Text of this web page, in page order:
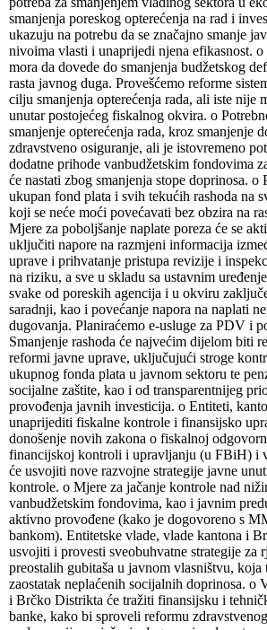
smanjenja poreskog opterećenja na rad i
ukazuju na potrebu da se značajno smanje
nivoima vlasti i unaprijedi njena efikasnost.
mora da dovede do smanjenja budžetskog
rasta javnog duga. Provešćemo reforme
cilju smanjenja opterećenja rada, ali iste nije
unutar postojećeg fiskalnog okvira. o
smanjenje opterećenja rada, kroz smanjenje
zdravstveno osiguranje, ali je istovremeno
dodatne prihode vanbudžetskim fondovima
će nastati zbog smanjenja stope doprinosa. o
ukupan fond plata i svih tekućih rashoda na
koji se neće moći povećavati bez obzira na
Mjere za poboljšanje naplate poreza će se
uključiti napore na razmjeni informacija
uprave i prihvatanje pristupa revizije i
na riziku, a sve u skladu sa ustavnim
svake od poreskih agencija i u okviru
saradnji, kao i povećanje napora na naplati
dugovanja. Planiraćemo e-usluge za PDV i
Smanjenje rashoda će najvećim dijelom biti
reformi javne uprave, uključujući stroge
ukupnog fonda plata u javnom sektoru te
socijalne zaštite, kao i od transparentnijeg
provođenja javnih investicija. o Entiteti,
unaprijediti fiskalne kontrole i finansijsko
donošenje novih zakona o fiskalnoj
financijskoj kontroli i upravljanju (u FBiH) i
će usvojiti nove razvojne strategije javne
kontrole. o Mjere za jačanje kontrole nad
vanbudžetskim fondovima, kao i javnim
aktivno provođene (kako je dogovoreno s
bankom). Entitetske vlade, vlade kantona i
usvojiti i provesti sveobuhvatne strategije za
preostalih gubitaša u javnom vlasništvu,
zaostatak neplaćenih socijalnih doprinosa. o
i Brčko Distrikta će tražiti finansijsku i
banke, kako bi sproveli reformu